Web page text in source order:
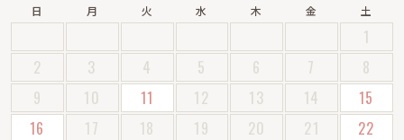
日 月 火 水 木 金 土
1
2
3 4 5 6 7
8
9
10 11 12 13 14
15
16
17 18 19 20 21
22